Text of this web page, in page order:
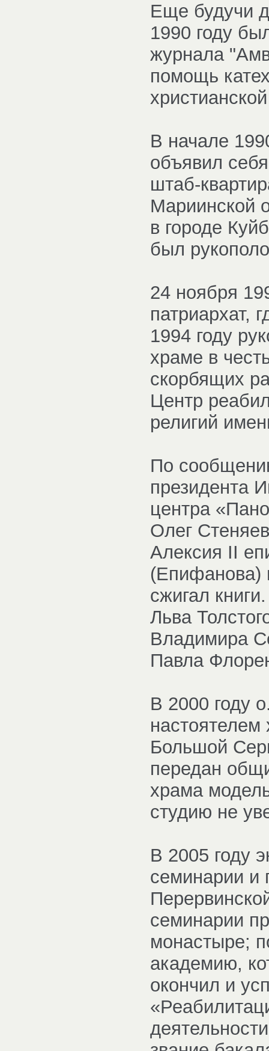
Еще будучи
1990 году
журнала
помощь
В начале
объявил
штаб-
Мариинской
в городе
был
24 ноября
патриархат,
1994 году
храме в
скорбящих
Центр
религий
По
президента
центра
Олег
Алексия II
(Епифанова)
сжигал
Льва
Владимира
Павла
В 2000 году
настоятелем
Большой
передан
храма
студию не
В 2005 году
семинарии и
семинарии
монастыре;
академию,
окончил и